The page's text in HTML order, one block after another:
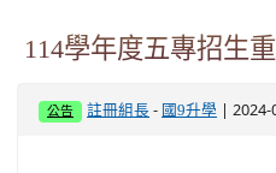
114學年度五專招生
公告 註冊組長 - 國9升學 |